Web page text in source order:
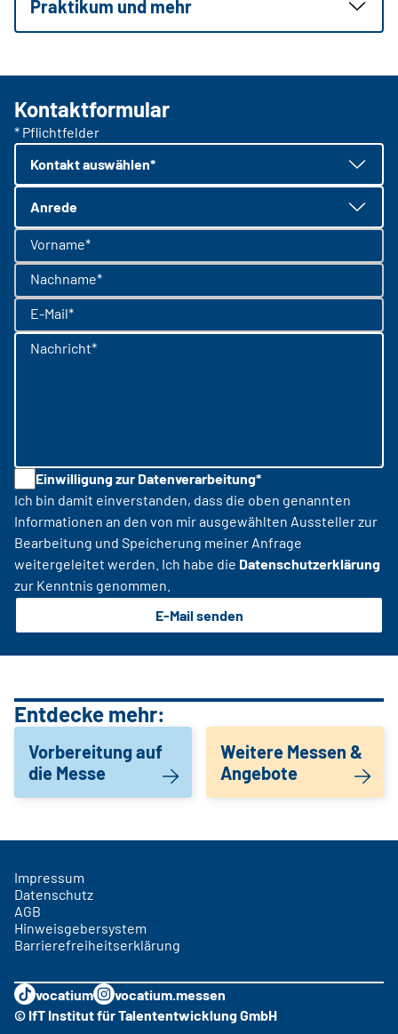
Praktikum und mehr
Kontaktformular
* Pflichtfelder
Kontakt auswählen*
Anrede
Vorname*
Nachname*
E-Mail*
Nachricht*
Einwilligung zur Datenverarbeitung*
Ich bin damit einverstanden, dass die oben genannten
Informationen an den von mir ausgewählten Aussteller zur
Bearbeitung und Speicherung meiner Anfrage
weitergeleitet werden. Ich habe die Datenschutzerklärung
zur Kenntnis genommen.
E-Mail senden
Entdecke mehr:
Vorbereitung auf
die Messe
Weitere Messen &
Angebote
Impressum
Datenschutz
AGB
Hinweisgebersystem
Barrierefreiheitserklärung
vocatium
vocatium.messen
© IfT Institut für Talententwicklung GmbH